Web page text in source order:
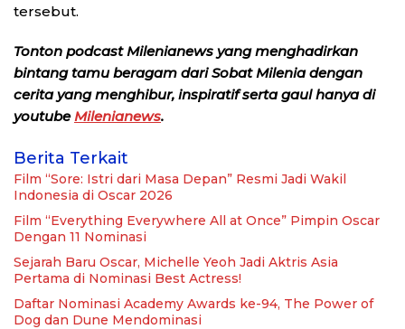
tersebut.
Tonton podcast Milenianews yang menghadirkan
bintang tamu beragam dari Sobat Milenia dengan
cerita yang menghibur, inspiratif serta gaul hanya di
youtube Milenianews.
Berita Terkait
Film “Sore: Istri dari Masa Depan” Resmi Jadi Wakil
Indonesia di Oscar 2026
Film “Everything Everywhere All at Once” Pimpin Oscar
Dengan 11 Nominasi
Sejarah Baru Oscar, Michelle Yeoh Jadi Aktris Asia
Pertama di Nominasi Best Actress!
Daftar Nominasi Academy Awards ke-94, The Power of
Dog dan Dune Mendominasi